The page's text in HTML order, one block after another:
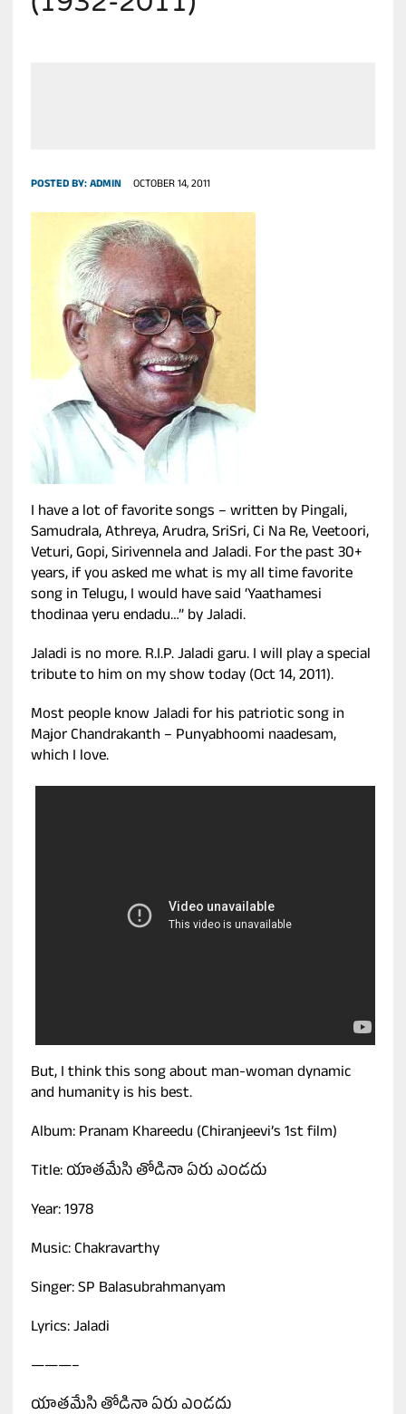
POSTED BY:ADMIN OCTOBER 14, 2011
I have a lot of favorite songs – written by Pingali,
Samudrala, Athreya, Arudra, SriSri, Ci Na Re, Veetoori,
Veturi, Gopi, Sirivennela and Jaladi. For the past 30+
years, if you asked me what is my all time favorite
song in Telugu, I would have said ‘Yaathamesi
thodinaa yeru endadu…” by Jaladi.
Jaladi is no more. R.I.P. Jaladi garu. I will play a special
tribute to him on my show today (Oct 14, 2011).
Most people know Jaladi for his patriotic song in
Major Chandrakanth – Punyabhoomi naadesam,
which I love.
But, I think this song about man-woman dynamic
and humanity is his best.
Album: Pranam Khareedu (Chiranjeevi’s 1st film)
Title: యాతమేసి తోడినా ఏరు ఎండదు
Year: 1978
Music: Chakravarthy
Singer: SP Balasubrahmanyam
Lyrics: Jaladi
———–
యాతమేసి తోడినా ఏరు ఎండదు